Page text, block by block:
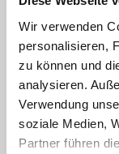
Wir verwenden
personalisieren,
zu können und
analysieren.
Verwendung
soziale Medien,
Partner führen
schienen
anderen
im Bereich
undenkbar.
Türen